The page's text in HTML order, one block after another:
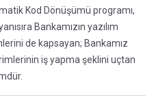
Kod Dönüşümü programı,
Bankamızın yazılım
de kapsayan; Bankamız
iş yapma şeklini uçtan